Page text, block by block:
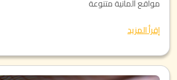
مواقع ألمانية متنوعة
إقرأ المزيد